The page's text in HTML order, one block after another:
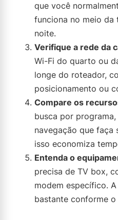
que você
funciona no meio da
noite.
Verifique a rede da
Wi-Fi do quarto ou
longe do roteador,
posicionamento ou
Compare os
busca por
navegação que faça
isso economiza
Entenda o
precisa de TV box,
modem específico.
bastante conforme